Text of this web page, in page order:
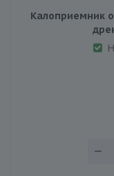
Калоприемник